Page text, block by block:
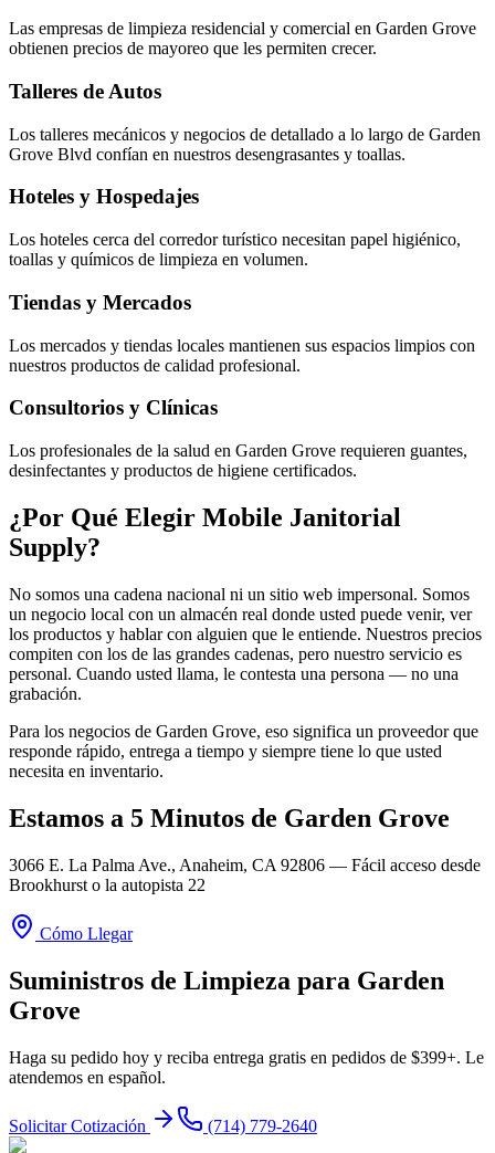
Las empresas de limpieza residencial y comercial en Garden Grove
obtienen precios de mayoreo que les permiten crecer.
Talleres de Autos
Los talleres mecánicos y negocios de detallado a lo largo de Garden
Grove Blvd confían en nuestros desengrasantes y toallas.
Hoteles y Hospedajes
Los hoteles cerca del corredor turístico necesitan papel higiénico,
toallas y químicos de limpieza en volumen.
Tiendas y Mercados
Los mercados y tiendas locales mantienen sus espacios limpios con
nuestros productos de calidad profesional.
Consultorios y Clínicas
Los profesionales de la salud en Garden Grove requieren guantes,
desinfectantes y productos de higiene certificados.
¿Por Qué Elegir Mobile Janitorial
Supply?
No somos una cadena nacional ni un sitio web impersonal. Somos
un negocio local con un almacén real donde usted puede venir, ver
los productos y hablar con alguien que le entiende. Nuestros precios
compiten con los de las grandes cadenas, pero nuestro servicio es
personal. Cuando usted llama, le contesta una persona — no una
grabación.
Para los negocios de Garden Grove, eso significa un proveedor que
responde rápido, entrega a tiempo y siempre tiene lo que usted
necesita en inventario.
Estamos a 5 Minutos de Garden Grove
3066 E. La Palma Ave., Anaheim, CA 92806 — Fácil acceso desde
Brookhurst o la autopista 22
Cómo Llegar
Suministros de Limpieza para Garden
Grove
Haga su pedido hoy y reciba entrega gratis en pedidos de $399+. Le
atendemos en español.
Solicitar Cotización (714) 779-2640